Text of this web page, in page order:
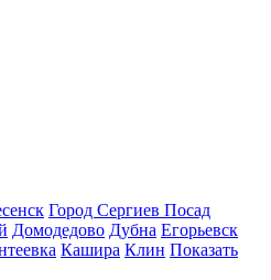
Город Сергиев Посад
Домодедово Дубна Егорьевск
Кашира Клин Показать